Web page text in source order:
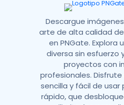
Descargue imágenes
arte de alta calidad
en PNGate. Explora
diversa sin esfuerzo
proyectos con
profesionales.
sencilla y fácil de usar
rápido, que